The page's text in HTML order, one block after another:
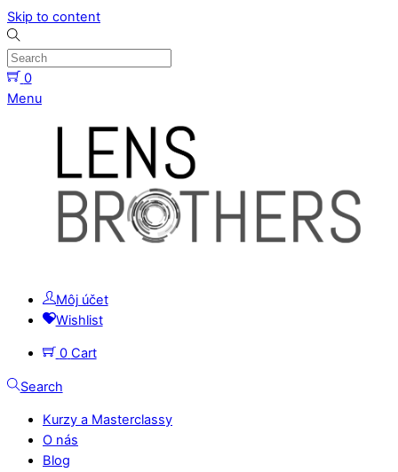
Skip to content
0
Menu
Môj účet
Wishlist
0 Cart
Search
Kurzy a Masterclassy
O nás
Blog